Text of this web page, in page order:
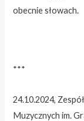
obecnie słowach.
***
24.10.2024,
Muzycznych im.